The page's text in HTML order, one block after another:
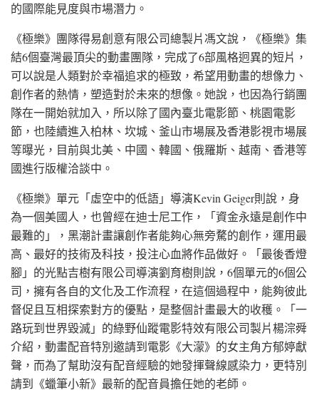
的國際能見度與市場潛力。
《極樂》團隊得易創意有限公司總製片馮文說，《極樂》集
結6個臺灣最頂尖的動畫團隊，完成了6部風格迥異的短片，
可以說是人類對於幸福追求的極致，希望用動畫的想像力、
創作者的熱情，塑造對於未來的想像。她說，也因為行銷團
隊在一開始就加入，所以除了國內臺北電影節、桃園電影
節，也陸續進入柏林、坎城、釜山市場展及香港影視市場展
等曝光，目前與北美、中國、韓國、俄羅斯、越南、香港等
國進行版權洽談中。
《極樂》單元「虛空中的低語」導演Kevin Geiger則說，身
為一個美國人，也曾經在迪士尼工作，「資金永遠是創作中
最難的」，黑潮計畫讓創作者能夠心無旁騖的創作，運用最
高、最好的技術及科技，投注心血將作品做好。「最後香燈
腳」的光點吉樹有限公司導演劉育樹則說，6個單元的6個公
司，擁有各自的文化及工作流程，在這個過程中，能夠彼此
督促且互相探索對方的優點，是整個計畫最大的收穫。「一
路玩到世界毀滅」的綠野仙蹤電影特效有限公司製片楊淙舜
介紹，動畫配音特別邀請到電影《大濛》的女主角方郁婷獻
聲，而為了幫助沒有配音經驗的她發揮聲線感染力，更特別
請到《蠟筆小新》最新的配音員擔任她的老師。